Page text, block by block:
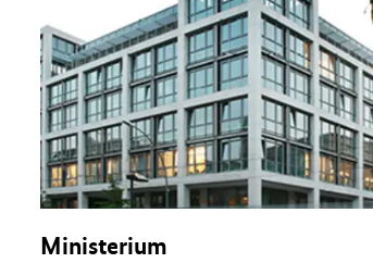
Ministerium